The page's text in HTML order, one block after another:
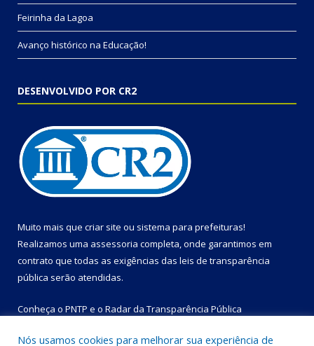
Feirinha da Lagoa
Avanço histórico na Educação!
DESENVOLVIDO POR CR2
Muito mais que criar site ou sistema para prefeituras!
Realizamos uma assessoria completa, onde garantimos em
contrato que todas as exigências das leis de transparência
pública serão atendidas.
Conheça o PNTP e o Radar da Transparência Pública
Nós usamos cookies para melhorar sua experiência de